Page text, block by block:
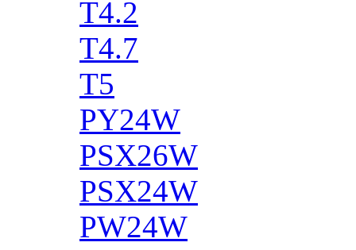
T4.2
T4.7
T5
PY24W
PSX26W
PSX24W
PW24W